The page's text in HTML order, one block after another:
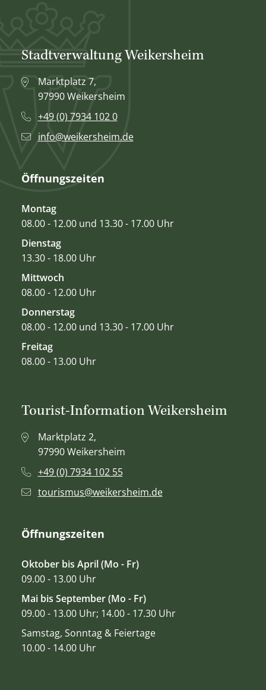
Stadtverwaltung Weikersheim
Marktplatz 7,
97990 Weikersheim
+49 (0) 7934 102 0
info@weikersheim.de
Öffnungszeiten
Montag
08.00 - 12.00 und 13.30 - 17.00 Uhr
Dienstag
13.30 - 18.00 Uhr
Mittwoch
08.00 - 12.00 Uhr
Donnerstag
08.00 - 12.00 und 13.30 - 17.00 Uhr
Freitag
08.00 - 13.00 Uhr
Tourist-Information Weikersheim
Marktplatz 2,
97990 Weikersheim
+49 (0) 7934 102 55
tourismus@weikersheim.de
Öffnungszeiten
Oktober bis April (Mo - Fr)
09.00 - 13.00 Uhr
Mai bis September (Mo - Fr)
09.00 - 13.00 Uhr; 14.00 - 17.30 Uhr
Samstag, Sonntag & Feiertage
10.00 - 14.00 Uhr